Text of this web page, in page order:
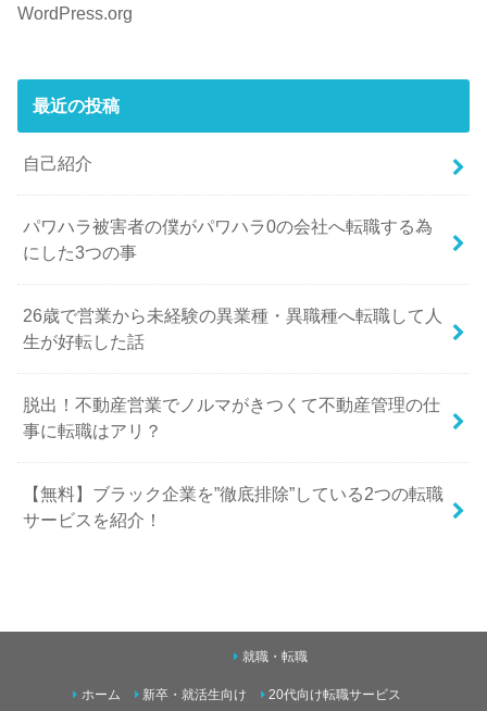
WordPress.org
最近の投稿
自己紹介
パワハラ被害者の僕がパワハラ0の会社へ転職する為
にした3つの事
26歳で営業から未経験の異業種・異職種へ転職して人
生が好転した話
脱出！不動産営業でノルマがきつくて不動産管理の仕
事に転職はアリ？
【無料】ブラック企業を”徹底排除”している2つの転職
サービスを紹介！
ホーム
就職・転職
新卒・就活生向け 20代向け転職サービス